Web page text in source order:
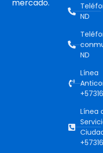
mercado.
ND
ND
Línea
Línea